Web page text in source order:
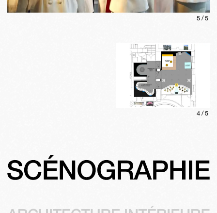
5 /5
4 /5